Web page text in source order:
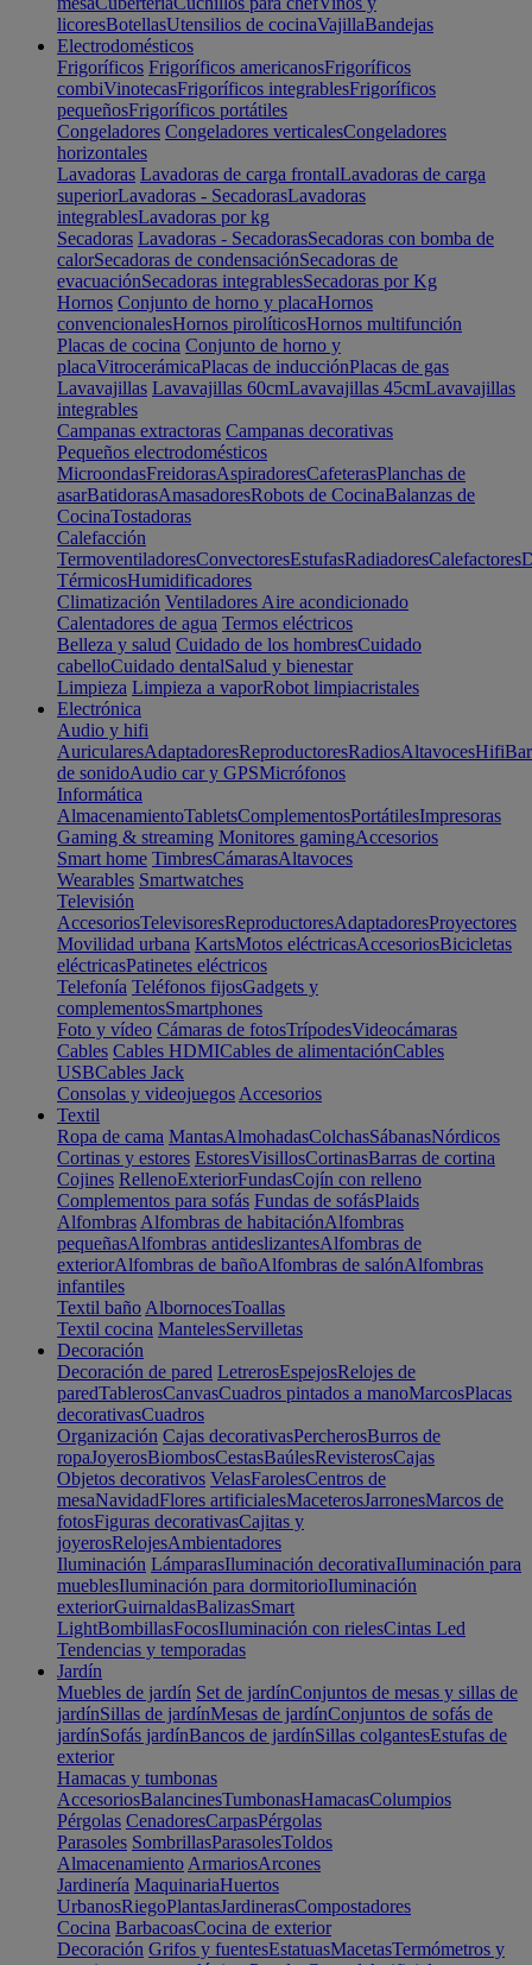
licoresBotellasUtensilios de cocinaVajillaBandejas
Electrodomésticos
Frigoríficos Frigoríficos americanosFrigoríficos
combiVinotecasFrigoríficos integrablesFrigoríficos
pequeñosFrigoríficos portátiles
Congeladores Congeladores verticalesCongeladores
horizontales
Lavadoras Lavadoras de carga frontalLavadoras de carga
superiorLavadoras - SecadorasLavadoras
integrablesLavadoras por kg
Secadoras Lavadoras - SecadorasSecadoras con bomba de
calorSecadoras de condensaciónSecadoras de
evacuaciónSecadoras integrablesSecadoras por Kg
Hornos Conjunto de horno y placaHornos
convencionalesHornos pirolíticosHornos multifunción
Placas de cocina Conjunto de horno y
placaVitrocerámicaPlacas de inducciónPlacas de gas
Lavavajillas Lavavajillas 60cmLavavajillas 45cmLavavajillas
integrables
Campanas extractoras Campanas decorativas
Pequeños electrodomésticos
MicroondasFreidorasAspiradoresCafeterasPlanchas de
asarBatidorasAmasadoresRobots de CocinaBalanzas de
CocinaTostadoras
Calefacción
TermoventiladoresConvectoresEstufasRadiadoresCalefactores
TérmicosHumidificadores
Climatización Ventiladores Aire acondicionado
Calentadores de agua Termos eléctricos
Belleza y salud Cuidado de los hombresCuidado
cabelloCuidado dentalSalud y bienestar
Limpieza Limpieza a vaporRobot limpiacristales
Electrónica
Audio y hifi
AuricularesAdaptadoresReproductoresRadiosAltavocesHifi
de sonidoAudio car y GPSMicrófonos
Informática
AlmacenamientoTabletsComplementosPortátilesImpresoras
Gaming & streaming Monitores gamingAccesorios
Smart home TimbresCámarasAltavoces
Wearables Smartwatches
Televisión
AccesoriosTelevisoresReproductoresAdaptadoresProyectores
Movilidad urbana KartsMotos eléctricasAccesoriosBicicletas
eléctricasPatinetes eléctricos
Telefonía Teléfonos fijosGadgets y
complementosSmartphones
Foto y vídeo Cámaras de fotosTrípodesVideocámaras
Cables Cables HDMICables de alimentaciónCables
USBCables Jack
Consolas y videojuegos Accesorios
Textil
Ropa de cama MantasAlmohadasColchasSábanasNórdicos
Cortinas y estores EstoresVisillosCortinasBarras de cortina
Cojines RellenoExteriorFundasCojín con relleno
Complementos para sofás Fundas de sofásPlaids
Alfombras Alfombras de habitaciónAlfombras
pequeñasAlfombras antideslizantesAlfombras de
exteriorAlfombras de bañoAlfombras de salónAlfombras
infantiles
Textil baño AlbornocesToallas
Textil cocina MantelesServilletas
Decoración
Decoración de pared LetrerosEspejosRelojes de
paredTablerosCanvasCuadros pintados a manoMarcosPlacas
decorativasCuadros
Organización Cajas decorativasPercherosBurros de
ropaJoyerosBiombosCestasBaúlesRevisterosCajas
Objetos decorativos VelasFarolesCentros de
mesaNavidadFlores artificialesMaceterosJarronesMarcos de
fotosFiguras decorativasCajitas y
joyerosRelojesAmbientadores
Iluminación LámparasIluminación decorativaIluminación para
mueblesIluminación para dormitorioIluminación
exteriorGuirnaldasBalizasSmart
LightBombillasFocosIluminación con rielesCintas Led
Tendencias y temporadas
Jardín
Muebles de jardín Set de jardínConjuntos de mesas y sillas de
jardínSillas de jardínMesas de jardínConjuntos de sofás de
jardínSofás jardínBancos de jardínSillas colgantesEstufas de
exterior
Hamacas y tumbonas
AccesoriosBalancinesTumbonasHamacasColumpios
Pérgolas CenadoresCarpasPérgolas
Parasoles SombrillasParasolesToldos
Almacenamiento ArmariosArcones
Jardinería MaquinariaHuertos
UrbanosRiegoPlantasJardinerasCompostadores
Cocina BarbacoasCocina de exterior
Decoración Grifos y fuentesEstatuasMacetasTermómetros y